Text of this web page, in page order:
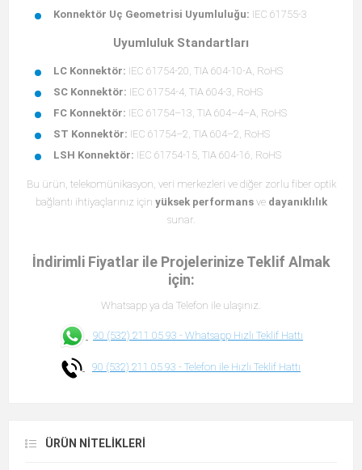
Konnektör Uç Geometrisi Uyumluluğu: IEC 61755-3
Uyumluluk Standartları
LC Konnektör: IEC 61754-20, TIA 604-10-A, RoHS
SC Konnektör: IEC 61754-4, TIA 604-3, RoHS
FC Konnektör: IEC 61754–13, TIA 604–4–A, RoHS
ST Konnektör: IEC 61754–2, TIA 604–2, RoHS
LSH Konnektör: IEC 61754-15, TIA 604-16, RoHS
Bu ürün, telekomünikasyon, veri merkezleri ve diğer zorlu fiber optik
bağlantı ihtiyaçlarınız için yüksek performansve dayanıklılık
sunar.
İndirimli Fiyatlar ile Projelerinize Teklif Almak
için:
Whatsapp ya da Telefon ile ulaşınız.
90 (532) 211 05 93 - Whatsapp Hızlı Teklif Hattı
90 (532) 211 05 93 - Telefon ile Hızlı Teklif Hattı
ÜRÜN NITELIKLERI